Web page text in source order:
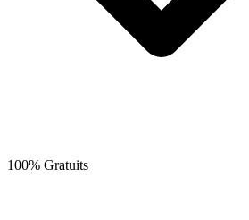
100% Gratuits